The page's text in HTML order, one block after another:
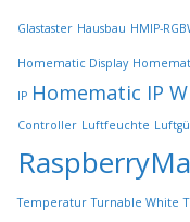
e
w
h
l
t
w
e
Glastaster Hausbau HMIP-
Homematic Display
IP Homematic IP
Controller Luftfeuchte
Temperatur Turnable White